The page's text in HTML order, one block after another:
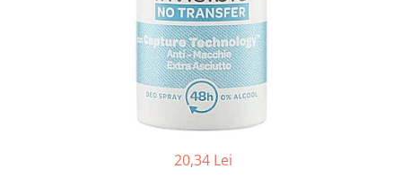
Produse de uz casnic
Combaterea Insectelor
Diverse produse de uz casnic20,34 Lei